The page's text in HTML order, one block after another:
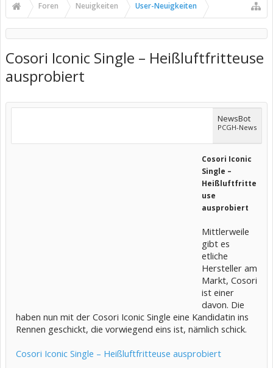
Foren Neuigkeiten User-Neuigkeiten
Cosori Iconic Single – Heißluftfritteuse
ausprobiert
NewsBot
PCGH-News
Cosori Iconic
Single –
Heißluftfritte
use
ausprobiert
Mittlerweile
gibt es
etliche
Hersteller am
Markt, Cosori
ist einer
davon. Die
haben nun mit der Cosori Iconic Single eine Kandidatin ins
Rennen geschickt, die vorwiegend eins ist, nämlich schick.
Cosori Iconic Single – Heißluftfritteuse ausprobiert